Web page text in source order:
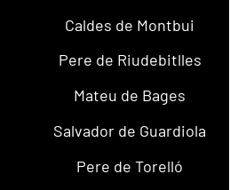
Caldes de Montbui
Pere de Riudebitlles
Mateu de Bages
Salvador de Guardiola
Pere de Torelló